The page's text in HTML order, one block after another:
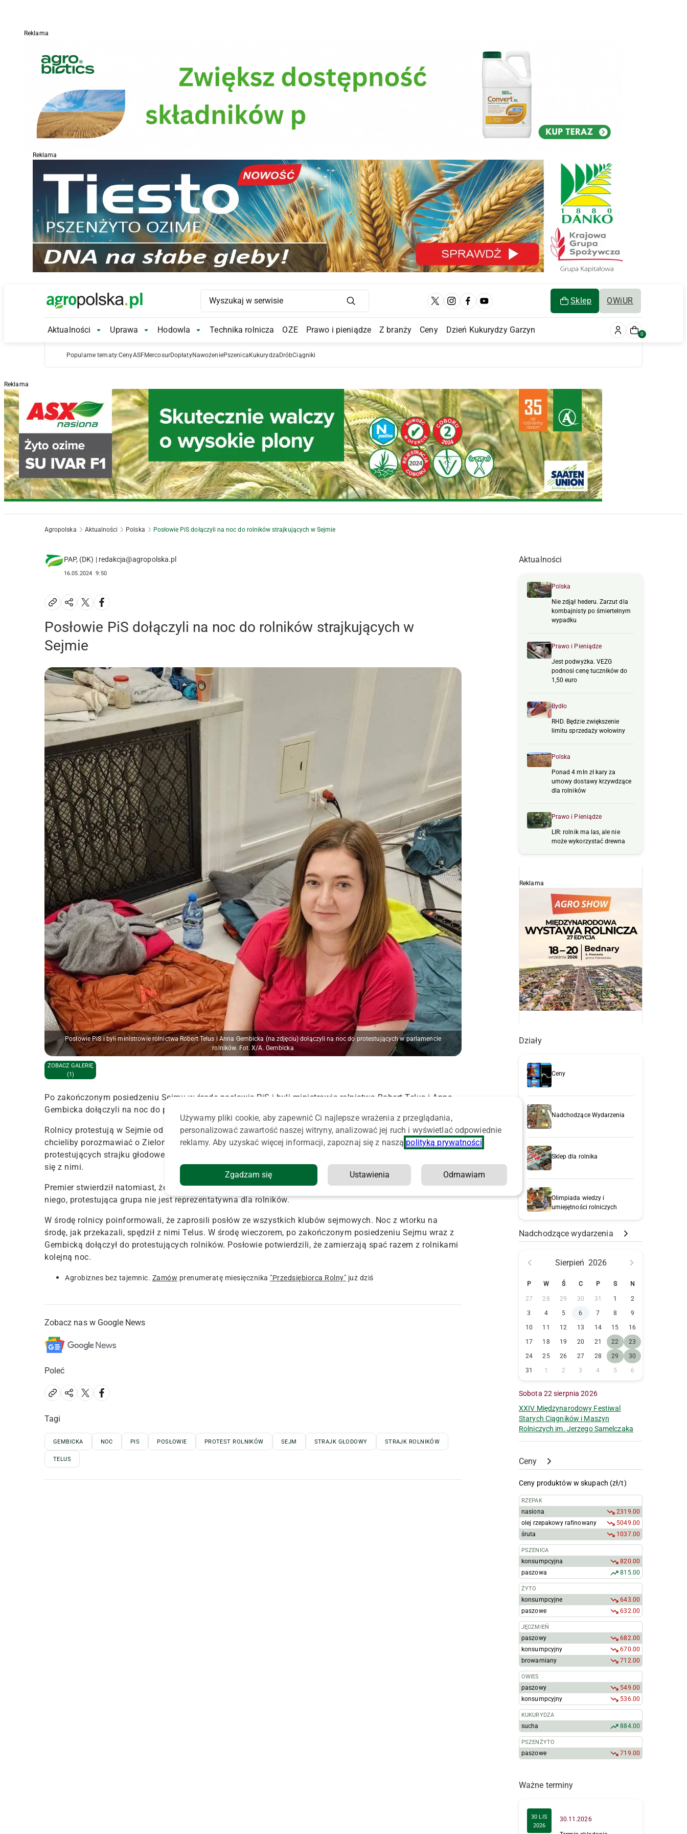
Reklama
Reklama
Main Logo Sklep OWiUR
Main Navigation
Aktualności Aktualności Submenu
Uprawa Uprawa Submenu
Hodowla Hodowla Submenu
Technika rolnicza OZE Prawo i pieniądze Z branży Ceny Dzień Kukurydzy Garzyn 0
Popularne tematy:CenyASFMercosurDopłatyNawożeniePszenica Kukurydza DróbCiągniki
Reklama
Agropolska Aktualności Polska Posłowie PiS dołączyli na noc do rolników strajkujących w Sejmie
PAP, (DK) | redakcja@agropolska.pl
16.05.2024 9:50
Posłowie PiS dołączyli na noc do rolników strajkujących w
Sejmie
Posłowie PiS i byli ministrowie rolnictwa Robert Telus i Anna Gembicka (na zdjęciu) dołączyli na noc do protestujących w parlamencie
rolników. Fot. X/A. Gembicka
ZOBACZ GALERIĘ
(1)
Po zakończonym posiedzeniu Sejmu w środę posłowie PiS i byli ministrowie rolnictwa Robert Telus i Anna
Gembicka dołączyli na noc do protestujących w parlamencie rolników ze Związku Rolniczego "Orka".
Rolnicy protestują w Sejmie od zeszłego czwartku. Ich postulatem jest spotkanie z szefem rządu, z którym
chcieliby porozmawiać o Zielony Ładzie. W poniedziałek Mariusz Borowiak z "Orki" ogłosił rozpoczęcie przez
protestujących strajku głodowego. Zapowiedział, że protest będzie kontynuowany do czasu, aż Tusk spotka
się z nimi.
Premier stwierdził natomiast, że nie planuje spotkania z grupą rolników protestujących w Sejmie. Według
niego, protestująca grupa nie jest reprezentatywna dla rolników.
W środę rolnicy poinformowali, że zaprosili posłów ze wszystkich klubów sejmowych. Noc z wtorku na
środę, jak przekazali, spędził z nimi Telus. W środę wieczorem, po zakończonym posiedzeniu Sejmu wraz z
Gembicką dołączył do protestujących rolników. Posłowie potwierdzili, że zamierzają spać razem z rolnikami
kolejną noc.
Agrobiznes bez tajemnic. Zamów prenumeratę miesięcznika "Przedsiębiorca Rolny" już dziś
Zobacz nas w Google News
Poleć
Tagi
GEMBICKA NOC PIS POSŁOWIE PROTEST ROLNIKÓW SEJM STRAJK GŁODOWY STRAJK ROLNIKÓW
TELUS
Aktualności
Polska
Nie zdjął hederu. Zarzut dla
kombajnisty po śmiertelnym
wypadku
Prawo i Pieniądze
Jest podwyżka. VEZG
podnosi cenę tuczników do
1,50 euro
Bydło
RHD. Będzie zwiększenie
limitu sprzedaży wołowiny
Polska
Ponad 4 mln zł kary za
umowy dostawy krzywdzące
dla rolników
Prawo i Pieniądze
LIR: rolnik ma las, ale nie
może wykorzystać drewna
Reklama
Działy
Ceny
Nadchodzące Wydarzenia
Sklep dla rolnika
Olimpiada wiedzy i
umiejętności rolniczych
Nadchodzące wydarzenia
Sierpień 2026
P W Ś C P S N
27 28 29 30 31 1
2
3
4 5 6 7 8
9
10
11 12 13 14 15
16
17
18 19 20 21 22
23
24
25 26 27 28 29
30
31
1 2 3 4 5 6
Sobota 22 sierpnia 2026
XXIV Międzynarodowy Festiwal
Starych Ciągników i Maszyn
Rolniczych im. Jerzego Samelczaka
Ceny
Ceny produktów w skupach (zł/t)
RZEPAK
nasiona
2319.00
olej rzepakowy rafinowany
5049.00
śruta
1037.00
PSZENICA
konsumpcyjna
820.00
paszowa
815.00
ŻYTO
konsumpcyjne
643.00
paszowe
632.00
JĘCZMIEŃ
paszowy
682.00
konsumpcyjny
670.00
browarniany
712.00
OWIES
paszowy
549.00
konsumpcyjny
536.00
KUKURYDZA
sucha 884.00
PSZENŻYTO
paszowe 719.00
Ważne terminy
30 LIS
2026
30.11.2026
Używamy pliki cookie, aby zapewnić Ci najlepsze wrażenia z przeglądania,
personalizować zawartość naszej witryny, analizować jej ruch i wyświetlać odpowiednie
reklamy. Aby uzyskać więcej informacji, zapoznaj się z naszą polityką prywatności
Zgadzam się Ustawienia Odmawiam